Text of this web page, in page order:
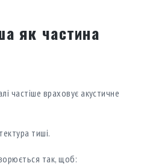
як частина
частіше враховує акустичне
тиші.
так, щоб: